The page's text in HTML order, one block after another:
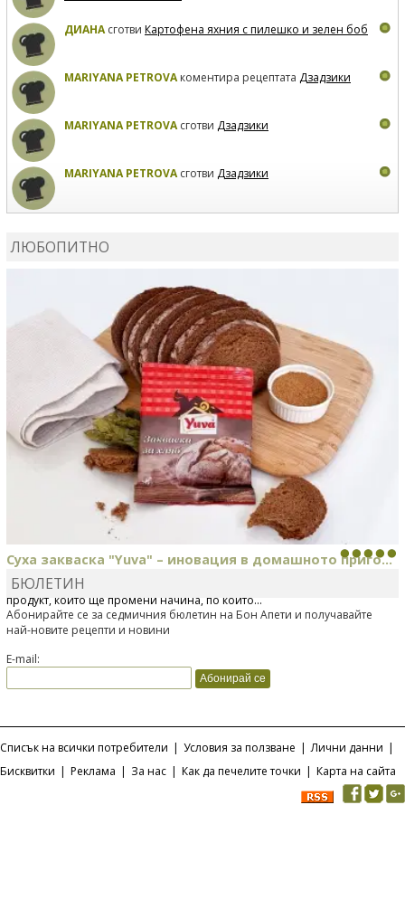
ДИАНАсготви Картофена яхния с пилешко и зелен боб
MARIYANA PETROVAкоментира рецептата Дзадзики
MARIYANA PETROVAсготви Дзадзики
MARIYANA PETROVAсготви Дзадзики
ЛЮБОПИТНО
Суха закваска "Yuva" – иновация в домашното приго...
Отскоро Лесафр България стартира предлагането на изцяло нов
продукт, който ще промени начина, по който...
БЮЛЕТИН
Абонирайте се за седмичния бюлетин на Бон Апети и получавайте
най-новите рецепти и новини
E-mail:
Списък на всички потребители | Условия за ползване | Лични данни |
Бисквитки | Реклама | За нас | Как да печелите точки | Карта на сайта